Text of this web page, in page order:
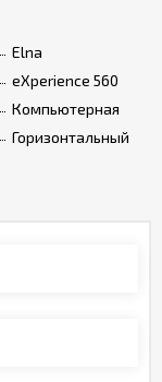
Elna
eXperience 560
Компьютерная
Горизонтальный